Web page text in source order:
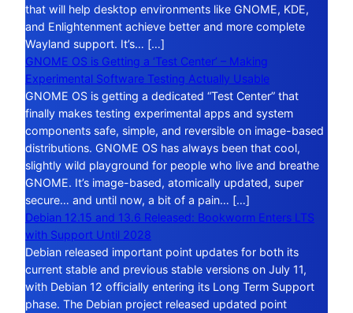
that will help desktop environments like GNOME, KDE,
and Enlightenment achieve better and more complete
Wayland support. It’s… […]
GNOME OS is Getting a ‘Test Center’ – Making
Experimental Software Testing Actually Usable
GNOME OS is getting a dedicated “Test Center” that
finally makes testing experimental apps and system
components safe, simple, and reversible on image-based
distributions. GNOME OS has always been that cool,
slightly wild playground for people who live and breathe
GNOME. It’s image-based, atomically updated, super
secure… and until now, a bit of a pain… […]
Debian 12.15 and 13.6 Released: Bookworm Enters LTS
with Support Until 2028
Debian released important point updates for both its
current stable and previous stable versions on July 11,
with Debian 12 officially entering its Long Term Support
phase. The Debian project released updated point